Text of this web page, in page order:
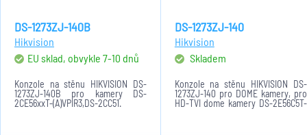
DS-1273ZJ-140B
Hikvision
EU sklad, obvykle 7-10 dnů
Konzole na stěnu HIKVISION DS-
1273ZJ-140B pro kamery DS-
2CE56xxT-(A)VPIR3,DS-2CC51.
DS-1273ZJ-140
Hikvision
Skladem
Konzole na stěnu HIKVISION DS-
1273ZJ-140 pro DOME kamery, pro
HD-TVI dome kamery DS-2E56C5T-
AVPIR3, DS-2CE56D1T-VPIR3, pro IP